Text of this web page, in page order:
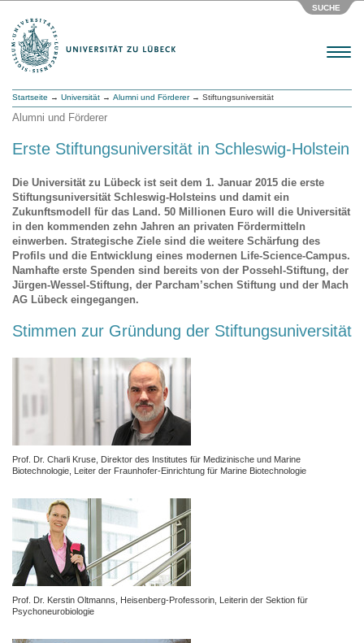
SUCHE
Menu
Startseite → Universität → Alumni und Förderer→ Stiftungsuniversität
Alumni und Förderer
Erste Stiftungsuniversität in Schleswig-Holstein
Die Universität zu Lübeck ist seit dem 1. Januar 2015 die erste
Stiftungsuniversität Schleswig-Holsteins und damit ein
Zukunftsmodell für das Land. 50 Millionen Euro will die Universität
in den kommenden zehn Jahren an privaten Fördermitteln
einwerben. Strategische Ziele sind die weitere Schärfung des
Profils und die Entwicklung eines modernen Life-Science-Campus.
Namhafte erste Spenden sind bereits von der Possehl-Stiftung, der
Jürgen-Wessel-Stiftung, der Parcham’schen Stiftung und der Mach
AG Lübeck eingegangen.
Stimmen zur Gründung der Stiftungsuniversität
Prof. Dr. Charli Kruse, Direktor des Institutes für Medizinische und Marine
Biotechnologie, Leiter der Fraunhofer-Einrichtung für Marine Biotechnologie
Prof. Dr. Kerstin Oltmanns, Heisenberg-Professorin, Leiterin der Sektion für
Psychoneurobiologie